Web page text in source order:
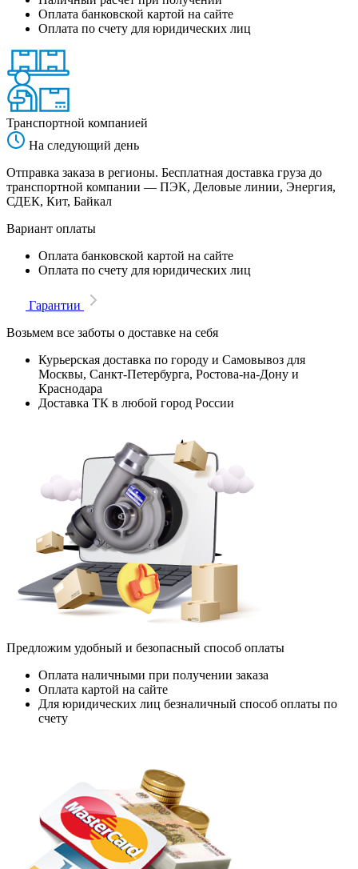
Оплата банковской картой на сайте
Оплата по счету для юридических лиц
Транспортной компанией
На следующий день
Отправка заказа в регионы. Бесплатная доставка груза до
транспортной компании — ПЭК, Деловые линии, Энергия,
СДЕК, Кит, Байкал
Вариант оплаты
Оплата банковской картой на сайте
Оплата по счету для юридических лиц
Гарантии
Возьмем все заботы о доставке на себя
Курьерская доставка по городу и Самовывоз для
Москвы, Санкт-Петербурга, Ростова-на-Дону и
Краснодара
Доставка ТК в любой город России
Предложим удобный и безопасный способ оплаты
Оплата наличными при получении заказа
Оплата картой на сайте
Для юридических лиц безналичный способ оплаты по
счету